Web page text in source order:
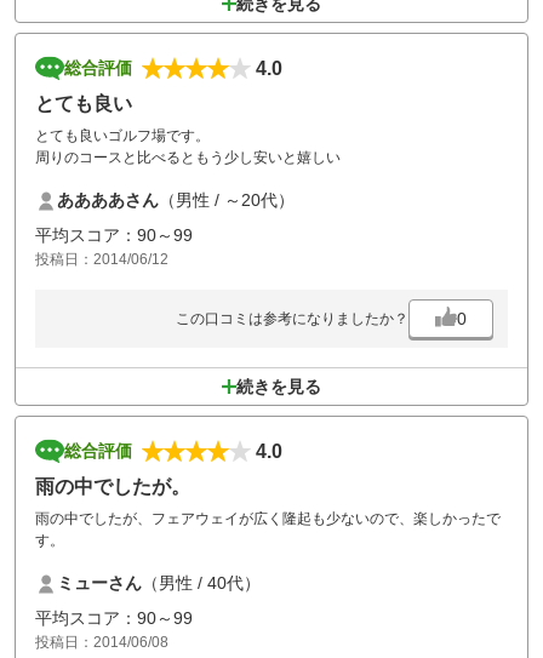
総合評価
4.0
とても良い
とても良いゴルフ場です。
周りのコースと比べるともう少し安いと嬉しい
ああああさん （男性 / ～20代）
平均スコア：90～99
投稿日：2014/06/12
この口コミは参考になりましたか？ 0
続きを見る
総合評価
4.0
雨の中でしたが。
雨の中でしたが、フェアウェイが広く隆起も少ないので、楽しかったで
す。
ミューさん （男性 / 40代）
平均スコア：90～99
投稿日：2014/06/08